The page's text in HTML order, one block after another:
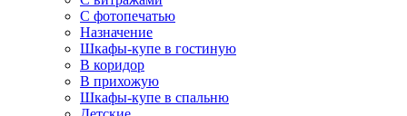
С фотопечатью
Назначение
Шкафы-купе в гостиную
В коридор
В прихожую
Шкафы-купе в спальню